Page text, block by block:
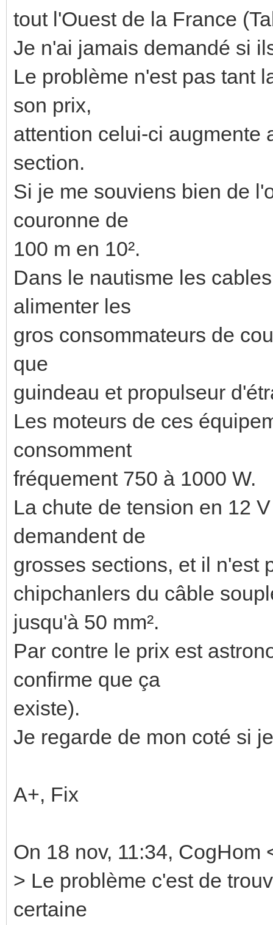
tout l'Ouest de la France
Je n'ai jamais demandé si
Le problème n'est pas tant
son prix,
attention celui-ci augmente
section.
Si je me souviens bien de
couronne de
100 m en 10².
Dans le nautisme les
alimenter les
gros consommateurs de
que
guindeau et propulseur
Les moteurs de ces
consomment
fréquement 750 à 1000 W.
La chute de tension en 12
demandent de
grosses sections, et il n'est
chipchanlers du câble
jusqu'à 50 mm².
Par contre le prix est
confirme que ça
existe).
Je regarde de mon coté si
A+, Fix
On 18 nov, 11:34,
> Le problème c'est de
certaine